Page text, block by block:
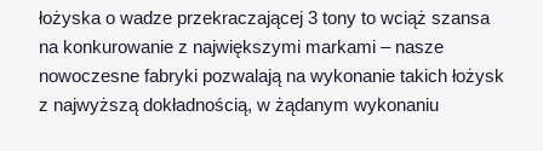
łożyska o wadze przekraczającej 3 tony to wciąż szansa
na konkurowanie z największymi markami – nasze
nowoczesne fabryki pozwalają na wykonanie takich łożysk
z najwyższą dokładnością, w żądanym wykonaniu